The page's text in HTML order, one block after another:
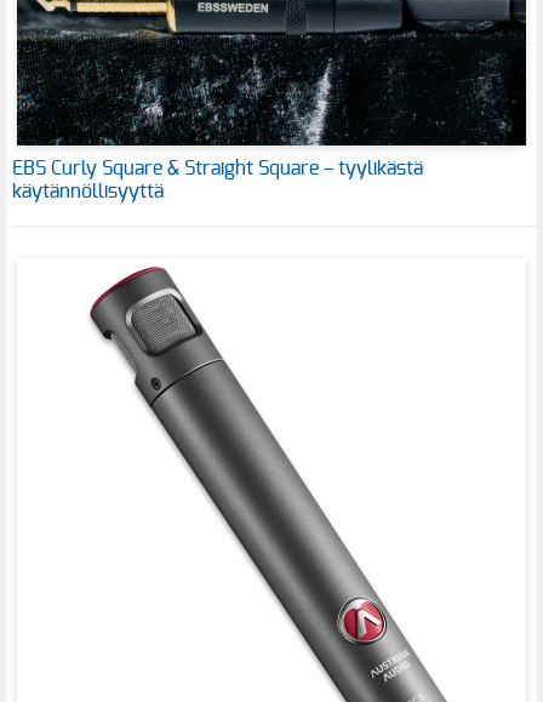
EBS Curly Square & Straight Square – tyylikästä
käytännöllisyyttä